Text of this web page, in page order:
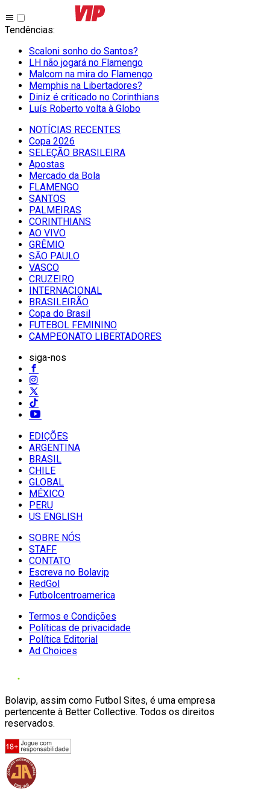
Tendências:
Scaloni sonho do Santos?
LH não jogará no Flamengo
Malcom na mira do Flamengo
Memphis na Libertadores?
Diniz é criticado no Corinthians
Luís Roberto volta à Globo
NOTÍCIAS RECENTES
Copa 2026
SELEÇÃO BRASILEIRA
Apostas
Mercado da Bola
FLAMENGO
SANTOS
PALMEIRAS
CORINTHIANS
AO VIVO
GRÊMIO
SĀO PAULO
VASCO
CRUZEIRO
INTERNACIONAL
BRASILEIRÃO
Copa do Brasil
FUTEBOL FEMININO
CAMPEONATO LIBERTADORES
siga-nos
EDIÇÕES
ARGENTINA
BRASIL
CHILE
GLOBAL
MÉXICO
PERU
US ENGLISH
SOBRE NÓS
STAFF
CONTATO
Escreva no Bolavip
RedGol
Futbolcentroamerica
Termos e Condições
Políticas de privacidade
Política Editorial
Ad Choices
Bolavip, assim como Futbol Sites, é uma empresa
pertencente à Better Collective. Todos os direitos
reservados.